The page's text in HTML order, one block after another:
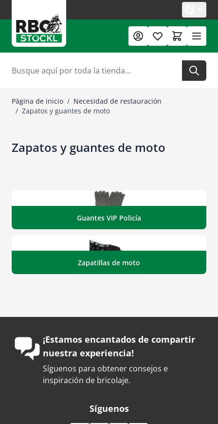
Buscar
Página de inicio / Necesidad de restauración
/ Zapatos y guantes de moto
Zapatos y guantes de moto
Guantes VIP Policía
Zapatillas de moto
¡Estamos encantados de compartir
nuestra experiencia!
Síguenos para obtener consejos e
inspiración de bricolaje.
Síguenos